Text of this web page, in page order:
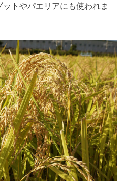
トやパエリアにも使われま